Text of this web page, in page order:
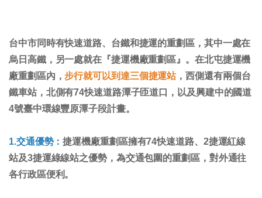
台中市同時有快速道路、台鐵和捷運的重劃區，其中一處在
烏日高鐵，另一處就在『捷運機廠重劃區』。在北屯捷運機
廠重劃區內，步行就可以到達三個捷運站，西側還有兩個台
鐵車站，北側有74快速道路潭子匝道口，以及興建中的國道
4號臺中環線豐原潭子段計畫。
1.交通優勢：捷運機廠重劃區擁有74快速道路、2捷運紅線
站及3捷運綠線站之優勢，為交通包圍的重劃區，對外通往
各行政區便利。